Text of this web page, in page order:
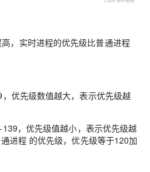
，实时进程的优先级比普通进程
优先级数值越大，表示优先级越
，优先级值越小，表示优先级越
进程 的优先级，优先级等于120加